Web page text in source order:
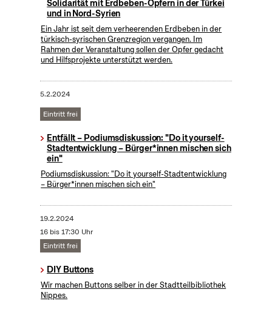
Solidarität mit Erdbeben-Opfern in der Türkei
und in Nord-Syrien
Ein Jahr ist seit dem verheerenden Erdbeben in der
türkisch-syrischen Grenzregion vergangen. Im
Rahmen der Veranstaltung sollen der Opfer gedacht
und Hilfsprojekte unterstützt werden.
5.2.2024
Eintritt frei
Entfällt – Podiumsdiskussion: "Do it yourself-
Stadtentwicklung – Bürger*innen mischen sich
ein"
Podiumsdiskussion: "Do it yourself-Stadtentwicklung
– Bürger*innen mischen sich ein"
19.2.2024
16 bis 17:30 Uhr
Eintritt frei
DIY Buttons
Wir machen Buttons selber in der Stadtteilbibliothek
Nippes.